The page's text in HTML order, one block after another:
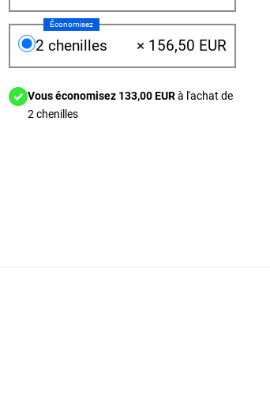
2 chenilles × 156,50 EUR
Économisez
Vous économisez 133,00 EURà l'achat de
2 chenilles